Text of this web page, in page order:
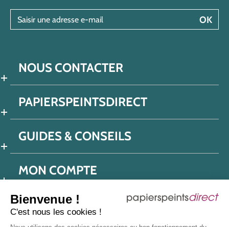
Bienvenue !
C'est nous les cookies !
OK
NOUS CONTACTER
PAPIERSPEINTSDIRECT
GUIDES & CONSEILS
MON COMPTE